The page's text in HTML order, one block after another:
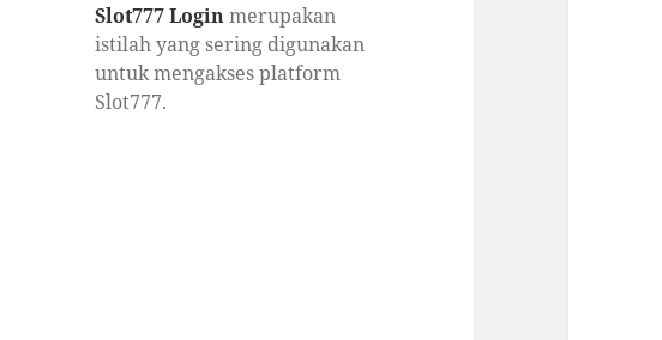
Slot777 Loginmerupakan
istilah yang sering digunakan
untuk mengakses platform
Slot777.